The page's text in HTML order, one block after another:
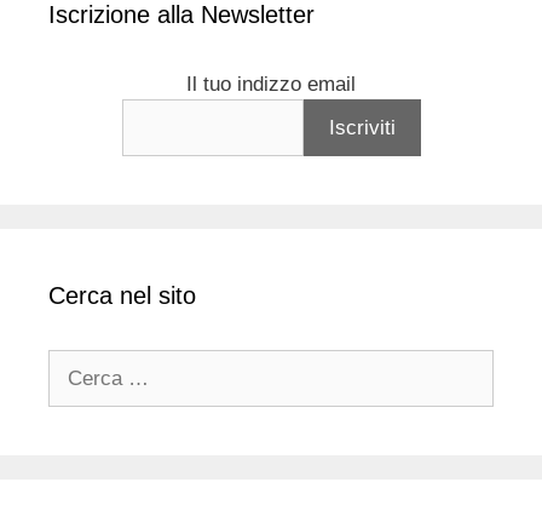
Iscrizione alla Newsletter
Il tuo indizzo email
Cerca nel sito